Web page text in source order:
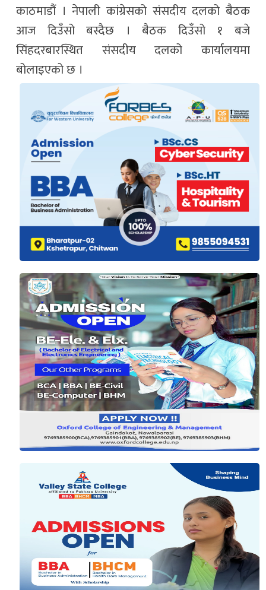
काठमाडौं । नेपाली कांग्रेसको संसदीय दलको बैठक
आज दिउँसो बस्दैछ । बैठक दिउँसो १ बजे
सिंहदरबारस्थित संसदीय दलको कार्यालयमा
बोलाइएको छ ।